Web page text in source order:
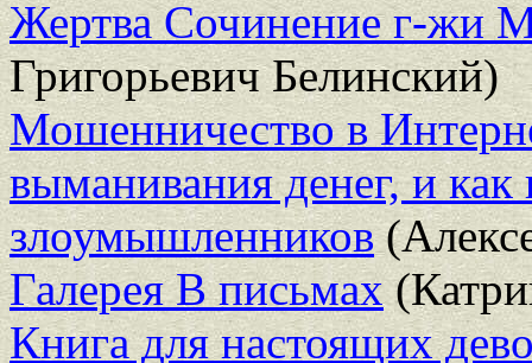
Жертва Сочинение г-жи
Григорьевич Белинский)
Мошенничество в
выманивания денег, и как
злоумышленников
Галерея В письмах
Книга для настоящих